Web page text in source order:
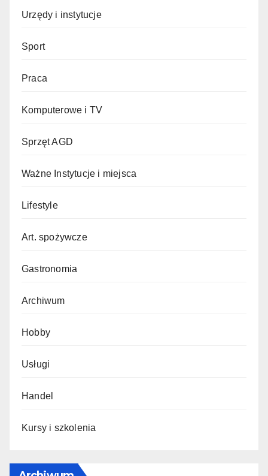
Urzędy i instytucje
Sport
Praca
Komputerowe i TV
Sprzęt AGD
Ważne Instytucje i miejsca
Lifestyle
Art. spożywcze
Gastronomia
Archiwum
Hobby
Usługi
Handel
Kursy i szkolenia